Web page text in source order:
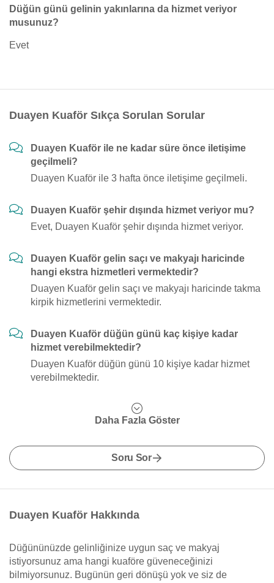
Düğün günü gelinin yakınlarına da hizmet veriyor
musunuz?
Evet
Duayen Kuaför Sıkça Sorulan Sorular
Duayen Kuaför ile ne kadar süre önce iletişime
geçilmeli?
Duayen Kuaför ile 3 hafta önce iletişime geçilmeli.
Duayen Kuaför şehir dışında hizmet veriyor mu?
Evet, Duayen Kuaför şehir dışında hizmet veriyor.
Duayen Kuaför gelin saçı ve makyajı haricinde
hangi ekstra hizmetleri vermektedir?
Duayen Kuaför gelin saçı ve makyajı haricinde takma
kirpik hizmetlerini vermektedir.
Duayen Kuaför düğün günü kaç kişiye kadar
hizmet verebilmektedir?
Duayen Kuaför düğün günü 10 kişiye kadar hizmet
verebilmektedir.
Daha Fazla Göster
Soru Sor
Duayen Kuaför Hakkında
Düğününüzde gelinliğinize uygun saç ve makyaj
istiyorsunuz ama hangi kuaföre güveneceğinizi
bilmiyorsunuz. Bugünün geri dönüşü yok ve siz de